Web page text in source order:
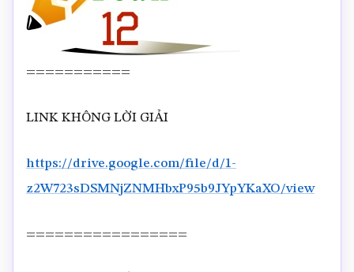
===========
LINK KHÔNG LỜI GIẢI
https://drive.google.com/file/d/1-
z2W723sDSMNjZNMHbxP95b9JYpYKaXO/view
=================